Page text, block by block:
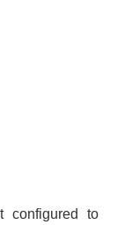
configured to